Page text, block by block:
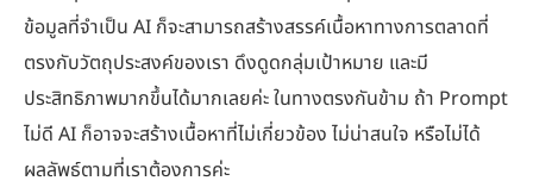
ข้อมูลที่จำเป็น AI ก็จะสามารถสร้างสรรค์เนื้อหาทางการตลาดที่
ตรงกับวัตถุประสงค์ของเรา ดึงดูดกลุ่มเป้าหมาย และมี
ประสิทธิภาพมากขึ้นได้มากเลยค่ะ ในทางตรงกันข้าม ถ้า Prompt
ไม่ดี AI ก็อาจจะสร้างเนื้อหาที่ไม่เกี่ยวข้อง ไม่น่าสนใจ หรือไม่ได้
ผลลัพธ์ตามที่เราต้องการค่ะ